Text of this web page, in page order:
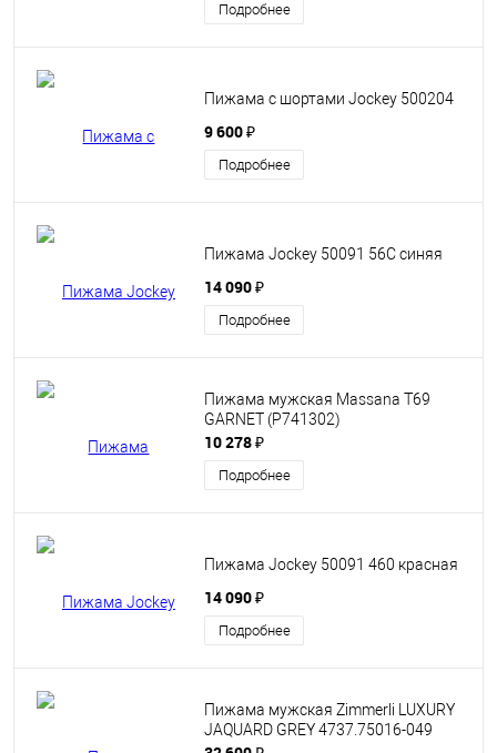
Подробнее
Пижама с шортами Jockey 500204
9 600 ₽
Подробнее
Пижама Jockey 50091 56C синяя
14 090 ₽
Подробнее
Пижама мужская Massana T69
GARNET (P741302)
10 278 ₽
Подробнее
Пижама Jockey 50091 460 красная
14 090 ₽
Подробнее
Пижама мужская Zimmerli LUXURY
JAQUARD GREY 4737.75016-049